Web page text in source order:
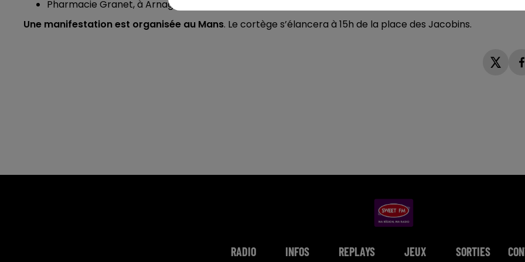
Pharmacie Granet, à Arnage
Une manifestation est organisée au Mans. Le cortège s’élancera à 15h de la place des Jacobins.
RADIO INFOS REPLAYS JEUX SORTIES